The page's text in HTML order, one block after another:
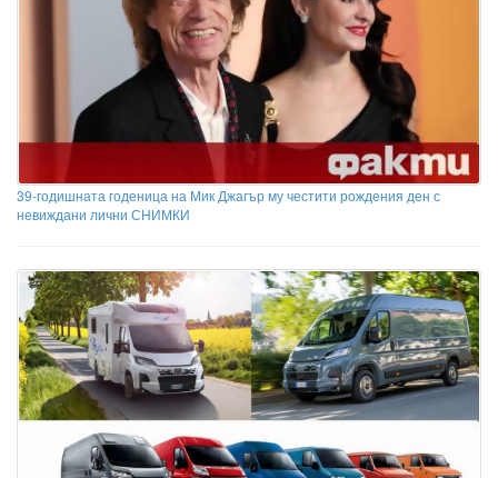
39-годишната годеница на Мик Джагър му честити рождения ден с
невиждани лични СНИМКИ